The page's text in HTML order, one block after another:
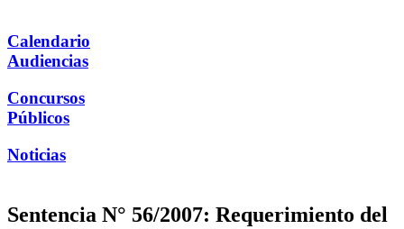
Calendario
Audiencias
Concursos
Públicos
Noticias
Sentencia N° 56/2007: Requerimiento del